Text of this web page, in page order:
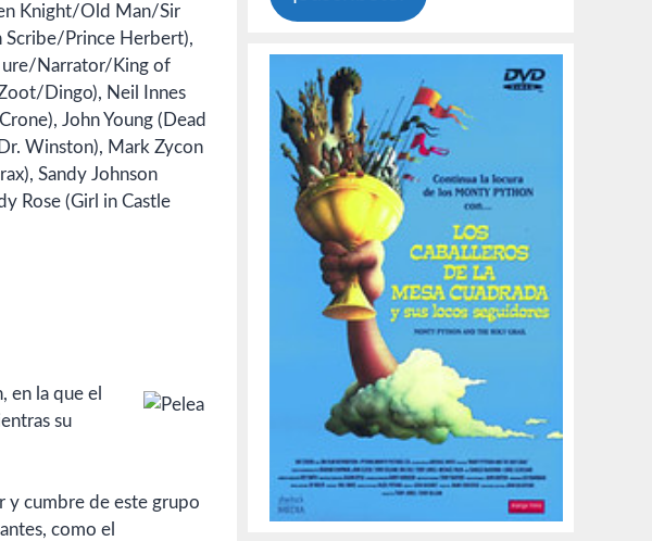
Knight/Old Man/Sir
Scribe/Prince Herbert),
ure/Narrator/King of
Dingo), Neil Innes
John Young (Dead
Winston), Mark Zycon
Sandy Johnson
Rose (Girl in Castle
en la que el
su
y cumbre de este grupo
como el